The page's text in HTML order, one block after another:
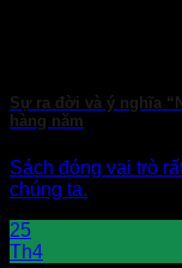
Sự ra đời và ý nghĩa
hàng năm
Sách đóng vai trò
chúng ta.
25
Th4